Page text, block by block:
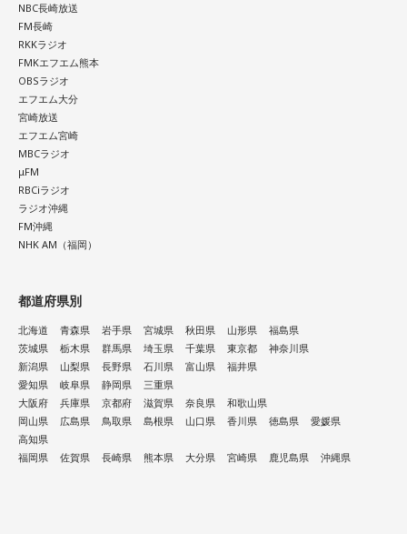
NBC長崎放送
FM長崎
RKKラジオ
FMKエフエム熊本
OBSラジオ
エフエム大分
宮崎放送
エフエム宮崎
MBCラジオ
μFM
RBCiラジオ
ラジオ沖縄
FM沖縄
NHK AM（福岡）
都道府県別
北海道 青森県 岩手県 宮城県 秋田県 山形県
福島県
茨城県
栃木県 群馬県 埼玉県 千葉県 東京都
神奈川県
新潟県
山梨県 長野県 石川県 富山県
福井県
愛知県
岐阜県 静岡県
三重県
大阪府
兵庫県 京都府 滋賀県 奈良県
和歌山県
岡山県
広島県 鳥取県 島根県 山口県 香川県 徳島県
愛媛県
高知県
福岡県
佐賀県 長崎県 熊本県 大分県 宮崎県 鹿児島県 沖縄県